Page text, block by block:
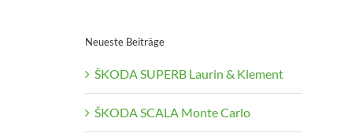
Neueste Beiträge
ŠKODA SUPERB Laurin & Klement
ŠKODA SCALA Monte Carlo